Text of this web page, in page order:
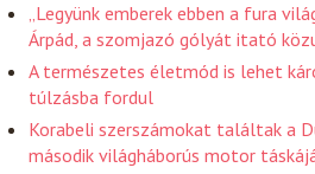
„Legyünk emberek ebben a fura
Árpád, a szomjazó gólyát itató
A természetes életmód is lehet
túlzásba fordul
Korabeli szerszámokat találtak a
második világháborús motor